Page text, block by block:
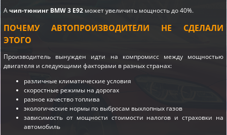
Ачип-тюнинг BMW 3 E92 может увеличить мощность до 40%.
ПОЧЕМУ АВТОПРОИЗВОДИТЕЛИ НЕ СДЕЛАЛИ
ЭТОГО
Производитель вынужден идти на компромисс между мощностью
двигателя и следующими факторами в разных странах:
различные климатические условия
скоростные режимы на дорогах
разное качество топлива
экологические нормы по выбросам выхлопных газов
зависимость от мощности стоимости налогов и страховки на
автомобиль